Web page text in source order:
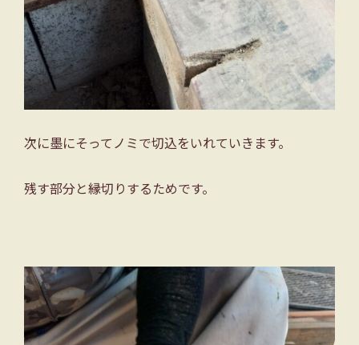
次に墨にそってノミで切込をいれていきます。
残す部分と縁切りするためです。